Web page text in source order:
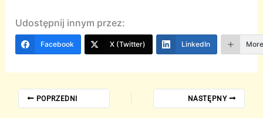
Udostępnij innym przez:
Facebook X (Twitter) LinkedIn
POPRZEDNI NASTĘPNY